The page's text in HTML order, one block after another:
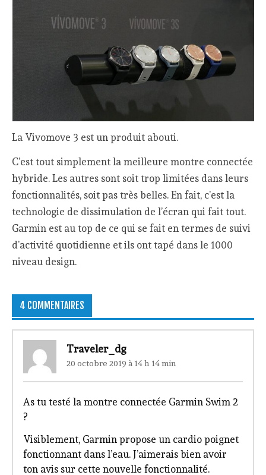
La Vivomove 3 est un produit abouti.
C’est tout simplement la meilleure montre connectée
hybride. Les autres sont soit trop limitées dans leurs
fonctionnalités, soit pas très belles. En fait, c’est la
technologie de dissimulation de l’écran qui fait tout.
Garmin est au top de ce qui se fait en termes de suivi
d’activité quotidienne et ils ont tapé dans le 1000
niveau design.
4 COMMENTAIRES
Traveler_dg
20 octobre 2019 à 14 h 14 min
As tu testé la montre connectée Garmin Swim 2
?
Visiblement, Garmin propose un cardio poignet
fonctionnant dans l’eau. J’aimerais bien avoir
ton avis sur cette nouvelle fonctionnalité.